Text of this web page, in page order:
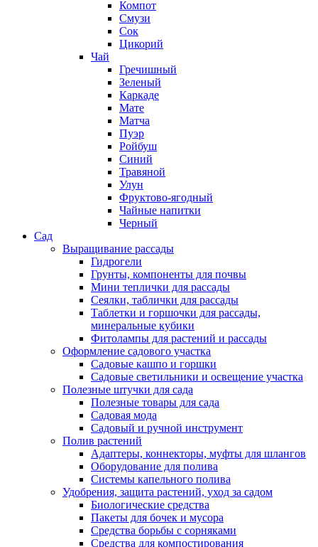
Компот
Смузи
Сок
Цикорий
Чай
Гречишный
Зеленый
Каркаде
Мате
Матча
Пуэр
Ройбуш
Синий
Травяной
Улун
Фруктово-ягодный
Чайные напитки
Черный
Сад
Выращивание рассады
Гидрогели
Грунты, компоненты для почвы
Мини теплички для рассады
Сеялки, таблички для рассады
Таблетки и горшочки для рассады,
минеральные кубики
Фитолампы для растений и рассады
Оформление садового участка
Садовые кашпо и горшки
Садовые светильники и освещение участка
Полезные штучки для сада
Полезные товары для сада
Садовая мода
Садовый и ручной инструмент
Полив растений
Адаптеры, коннекторы, муфты для шлангов
Оборудование для полива
Системы капельного полива
Удобрения, защита растений, уход за садом
Биологические средства
Пакеты для бочек и мусора
Средства борьбы с сорняками
Средства для компостирования